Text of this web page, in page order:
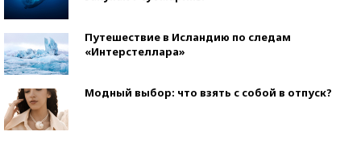
Путешествие в Исландию по следам
«Интерстеллара»
Модный выбор: что взять с собой в отпуск?